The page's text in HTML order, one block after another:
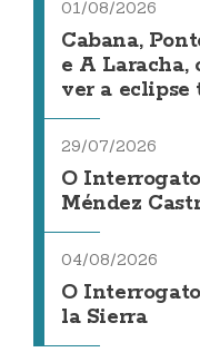
01/08/2026
Cabana,
e A Laracha,
ver a eclipse
29/07/2026
O
Méndez
04/08/2026
O
la Sierra